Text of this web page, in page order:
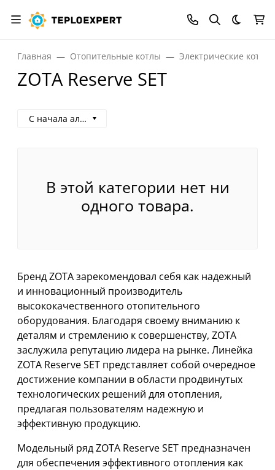
Темная
Главная Отопительные котлы Электрические котлы
ZOTA Reserve SET
С начала алфавита
В этой категории нет ни
одного товара.
Бренд ZOTA зарекомендовал себя как надежный
и инновационный производитель
высококачественного отопительного
оборудования. Благодаря своему вниманию к
деталям и стремлению к совершенству, ZOTA
заслужила репутацию лидера на рынке. Линейка
ZOTA Reserve SET представляет собой очередное
достижение компании в области продвинутых
технологических решений для отопления,
предлагая пользователям надежную и
эффективную продукцию.
Модельный ряд ZOTA Reserve SET предназначен
для обеспечения эффективного отопления как